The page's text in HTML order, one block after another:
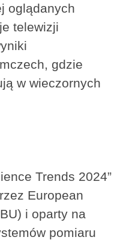
oglądanych
telewizji
gdzie
w wieczornych
Trends 2024”
European
i oparty na
pomiaru